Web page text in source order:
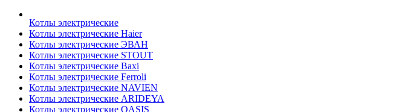
Котлы электрические
Котлы электрические Haier
Котлы электрические ЭВАН
Котлы электрические STOUT
Котлы электрические Baxi
Котлы электрические Ferroli
Котлы электрические NAVIEN
Котлы электрические ARIDEYA
Котлы электрические OASIS